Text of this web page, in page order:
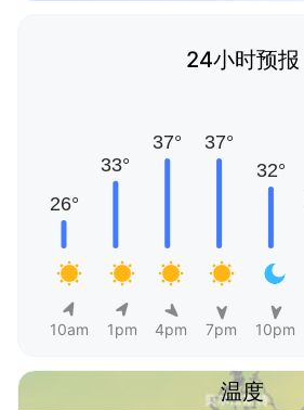
24小时预报
10am 1pm 4pm 7pm 10pm
温度